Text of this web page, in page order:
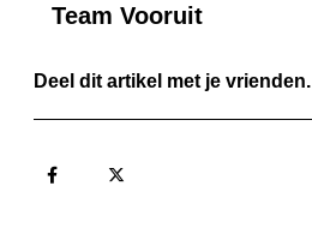
Team Vooruit
Deel dit artikel met je vrienden.